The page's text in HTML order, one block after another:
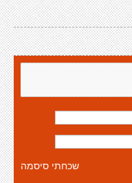
שכחתי סיסמה